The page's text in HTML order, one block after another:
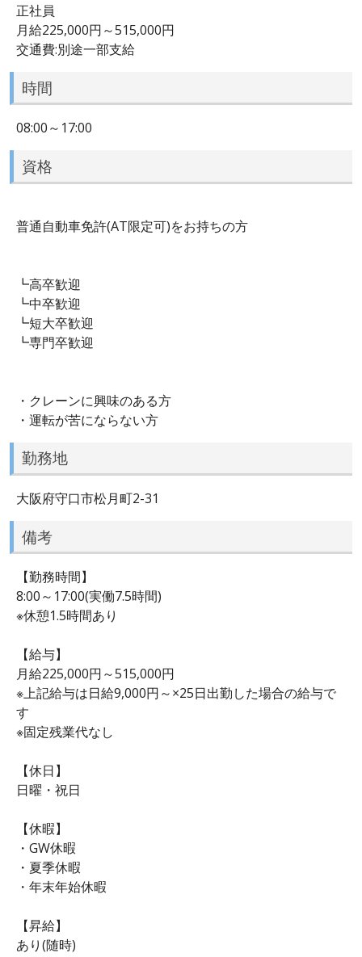
正社員
月給225,000円～515,000円
交通費:別途一部支給
時間
08:00～17:00
資格
普通自動車免許(AT限定可)をお持ちの方
┗高卒歓迎
┗中卒歓迎
┗短大卒歓迎
┗専門卒歓迎
・クレーンに興味のある方
・運転が苦にならない方
勤務地
大阪府守口市松月町2-31
備考
【勤務時間】
8:00～17:00(実働7.5時間)
※休憩1.5時間あり
【給与】
月給225,000円～515,000円
※上記給与は日給9,000円～×25日出勤した場合の給与で
す
※固定残業代なし
【休日】
日曜・祝日
【休暇】
・GW休暇
・夏季休暇
・年末年始休暇
【昇給】
あり(随時)